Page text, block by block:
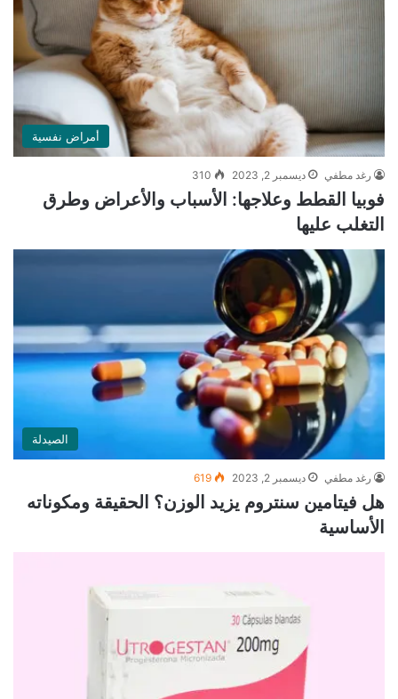
أمراض نفسية
رغد مطفي ديسمبر 2, 2023 310
فوبيا القطط وعلاجها: الأسباب والأعراض وطرق
التغلب عليها
الصيدلة
رغد مطفي ديسمبر 2, 2023 619
هل فيتامين سنتروم يزيد الوزن؟ الحقيقة ومكوناته
الأساسية